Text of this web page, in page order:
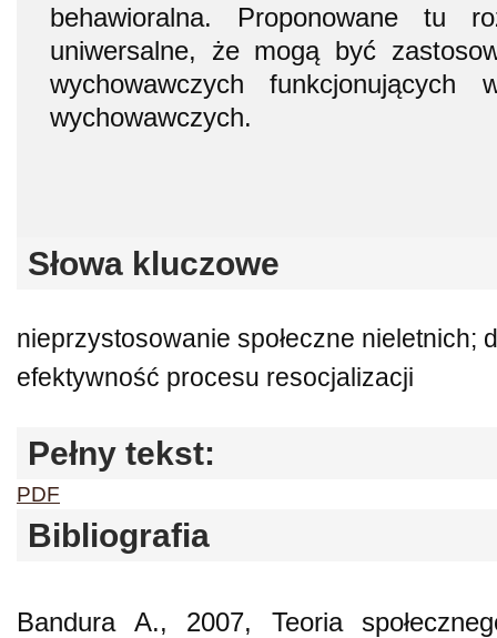
behawioralna. Proponowane tu
uniwersalne, że mogą być
wychowawczych funkcjonujących
wychowawczych.
Słowa kluczowe
nieprzystosowanie społeczne nieletnich;
efektywność procesu resocjalizacji
Pełny tekst:
PDF
Bibliografia
Bandura A., 2007, Teoria